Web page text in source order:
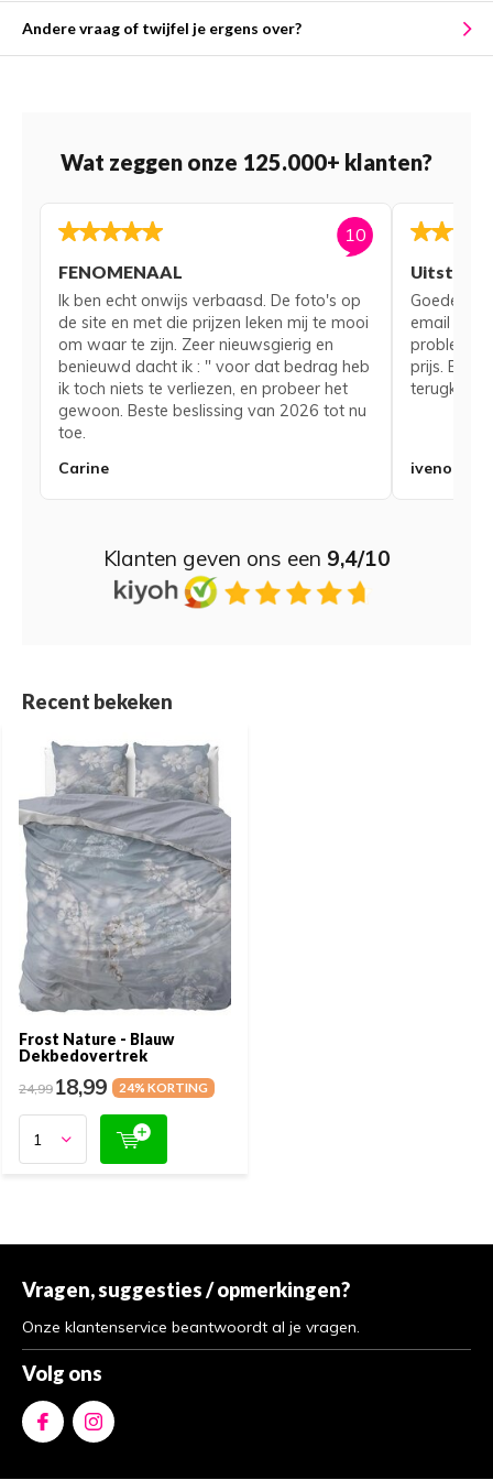
Andere vraag of twijfel je ergens over?
Wat zeggen onze 125.000+ klanten?
10
FENOMENAAL
Ik ben echt onwijs verbaasd. De foto's op
de site en met die prijzen leken mij te mooi
om waar te zijn. Zeer nieuwsgierig en
benieuwd dacht ik : " voor dat bedrag heb
ik toch niets te verliezen, en probeer het
gewoon. Beste beslissing van 2026 tot nu
toe.
Carine
Goede
email voor
probleem
prijs. Bij
iveno
Klanten geven ons een 9,4/10
Recent bekeken
Frost Nature - Blauw
Dekbedovertrek
24,9918,99 24% KORTING
Vragen, suggesties / opmerkingen?
Onze klantenservice beantwoordt al je vragen.
Volg ons